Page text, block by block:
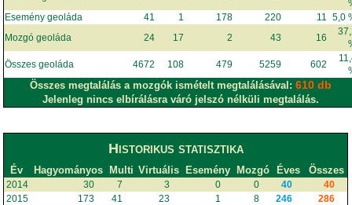
Esemény geoláda
41 1 178 220 11
5,0
Mozgó geoláda
24 17 2 43 16
Összes geoláda
4672 108 479 5259 602
Összes megtalálás a mozgók ismételt megtalálásával:610 db
Jelenleg nincs elbírálásra váró jelszó nélküli megtalálás.
Historikus statisztika
Év Hagyományos Multi Virtuális Esemény Mozgó Éves Összes
2014 30 7 3 0 0 40
40
2015
173 41 23 1 8 246
286